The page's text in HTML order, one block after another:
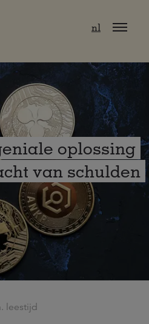
nl
oplossing
van schulden
leestijd